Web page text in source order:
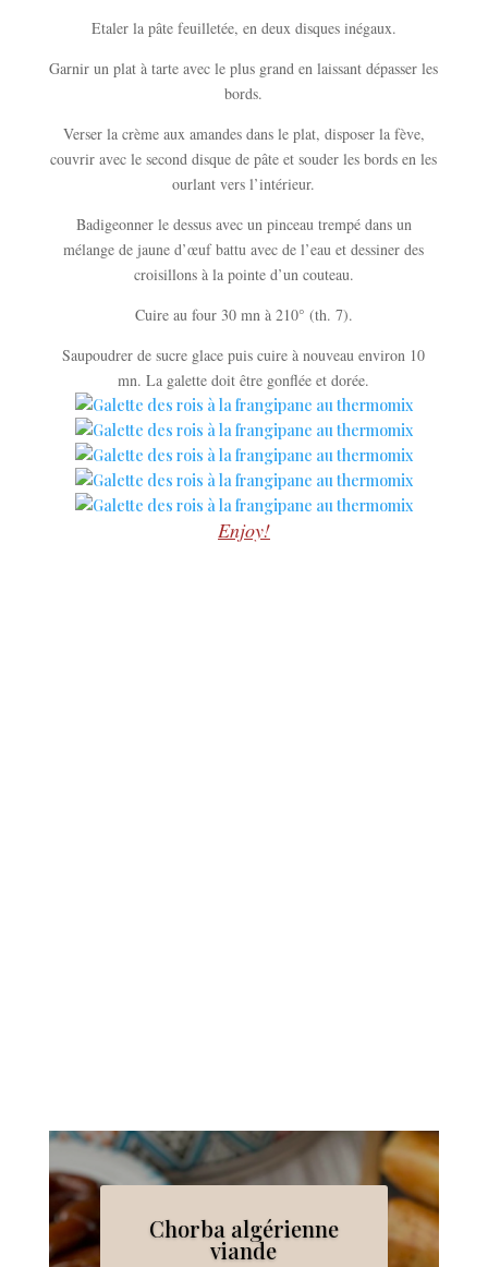
Etaler la pâte feuilletée, en deux disques inégaux.
Garnir un plat à tarte avec le plus grand en laissant dépasser les
bords.
Verser la crème aux amandes dans le plat, disposer la fève,
couvrir avec le second disque de pâte et souder les bords en les
ourlant vers l’intérieur.
Badigeonner le dessus avec un pinceau trempé dans un
mélange de jaune d’œuf battu avec de l’eau et dessiner des
croisillons à la pointe d’un couteau.
Cuire au four 30 mn à 210° (th. 7).
Saupoudrer de sucre glace puis cuire à nouveau environ 10
mn. La galette doit être gonflée et dorée.
Enjoy!
Chorba algérienne
viande